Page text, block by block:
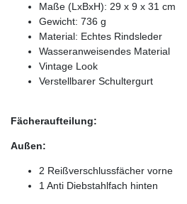
Maße (LxBxH): 29 x 9 x 31 cm
Gewicht: 736 g
Material: Echtes Rindsleder
Wasseranweisendes Material
Vintage Look
Verstellbarer Schultergurt
Fächeraufteilung:
Außen:
2 Reißverschlussfächer vorne
1 Anti Diebstahlfach hinten